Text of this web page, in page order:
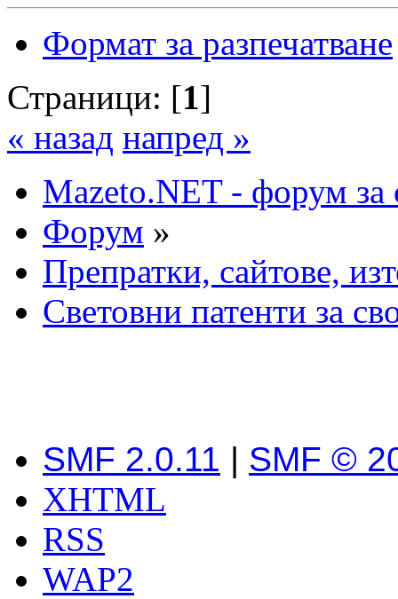
Формат за разпечатване
Страници: [1]
« назад напред »
Mazeto.NET - форум за
Форум »
Препратки, сайтове,
Световни патенти за
SMF 2.0.11 | SMF ©
XHTML
RSS
WAP2